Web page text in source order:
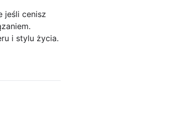
jeśli cenisz
i stylu życia.